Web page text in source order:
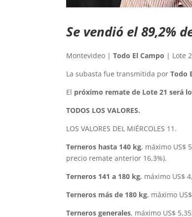
Se vendió el 89,2%
Montevideo |Todo El Campo | Lote
La subasta fue transmitida porTodo
El próximo remate de Lote 21 será
TODOS LOS VALORES.
LOS VALORES DEL MIÉRCOLES 11.
Terneros hasta 140 kg, máximo US$
precio remate anterior 16,3%).
Terneros 141 a 180 kg, máximo US$
Terneros más de 180 kg, máximo
Terneros generales, máximo US$